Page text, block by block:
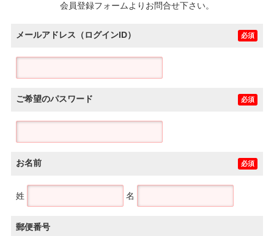
会員登録フォームよりお問合せ下さい。
メールアドレス（ログインID） 必須
ご希望のパスワード 必須
お名前 必須
姓 名
郵便番号